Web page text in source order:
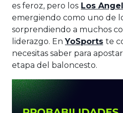
es feroz, pero los Los
emergiendo como uno de
sorprendiendo a muchos
liderazgo. EnYoSports te
necesitas saber para
etapa del baloncesto.